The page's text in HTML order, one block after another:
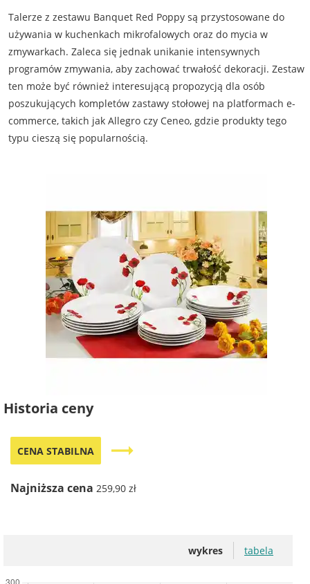
Talerze z zestawu Banquet Red Poppy są przystosowane do
używania w kuchenkach mikrofalowych oraz do mycia w
zmywarkach. Zaleca się jednak unikanie intensywnych
programów zmywania, aby zachować trwałość dekoracji. Zestaw
ten może być również interesującą propozycją dla osób
poszukujących kompletów zastawy stołowej na platformach e-
commerce, takich jak Allegro czy Ceneo, gdzie produkty tego
typu cieszą się popularnością.
Historia ceny
CENA STABILNA trending_flat
Najniższa cena 259,90 zł
wykres tabela